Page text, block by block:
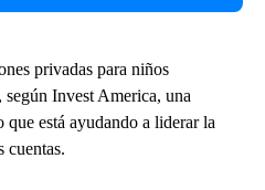
privadas para niños
según Invest America, una
está ayudando a liderar la
cuentas.